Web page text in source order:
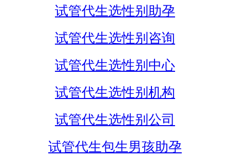
试管代生选性别助孕
试管代生选性别咨询
试管代生选性别中心
试管代生选性别机构
试管代生选性别公司
试管代生包生男孩助孕